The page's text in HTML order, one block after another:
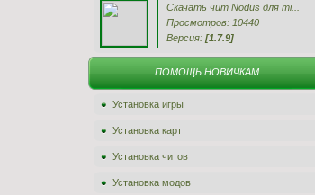
Скачать чит Nodus для mi...
Просмотров: 10440
Версия: [1.7.9]
ПОМОЩЬ НОВИЧКАМ
Установка игры
Установка карт
Установка читов
Установка модов